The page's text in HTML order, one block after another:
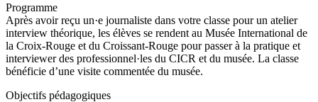
Programme
Après avoir reçu un·e journaliste dans votre classe pour un atelier
interview théorique, les élèves se rendent au Musée International de
la Croix-Rouge et du Croissant-Rouge pour passer à la pratique et
interviewer des professionnel·les du CICR et du musée. La classe
bénéficie d’une visite commentée du musée.
Objectifs pédagogiques